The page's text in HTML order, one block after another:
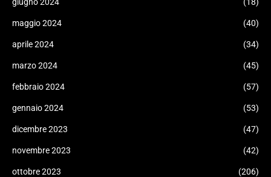
maggio 2024 (40)
aprile 2024 (34)
marzo 2024 (45)
febbraio 2024 (57)
gennaio 2024 (53)
dicembre 2023 (47)
novembre 2023 (42)
ottobre 2023 (206)